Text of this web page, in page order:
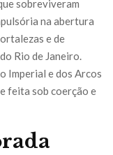
sobreviveram
na abertura
e de
Rio de Janeiro.
Imperial e dos Arcos
feita sob coerção e